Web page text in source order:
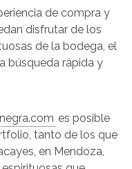
de compra y
disfrutar de los
de la bodega, el
búsqueda rápida y
es posible
tanto de los que
en Mendoza,